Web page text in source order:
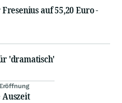
auf 55,20 Euro -
'dramatisch'